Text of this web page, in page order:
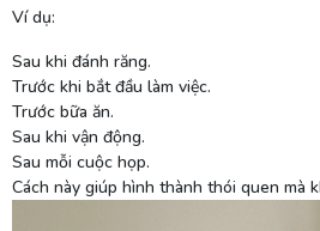
Ví dụ:
Sau khi đánh răng.
Trước khi bắt đầu làm việc.
Trước bữa ăn.
Sau khi vận động.
Sau mỗi cuộc họp.
Cách này giúp hình thành thói quen mà